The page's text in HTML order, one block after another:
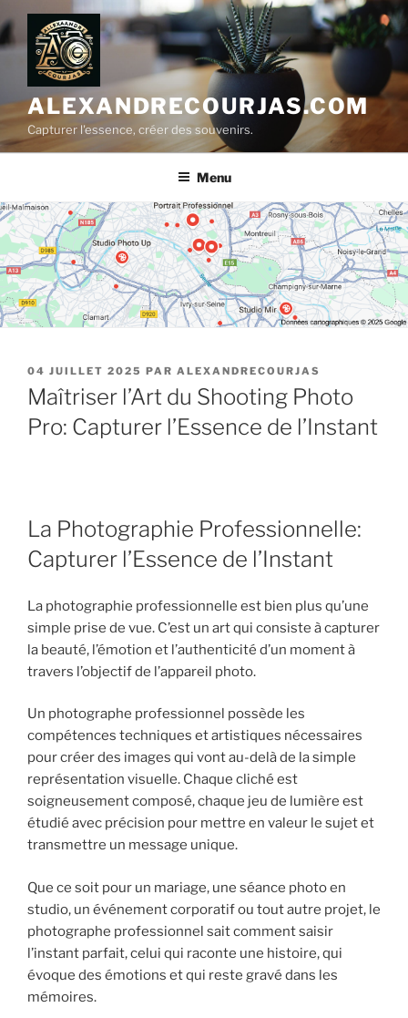
Aller
au
contenu
principal
ALEXANDRECOURJAS.COM
Capturer l'essence, créer des souvenirs.
Menu
PUBLIÉ
LE
04 JUILLET 2025 PAR ALEXANDRECOURJAS
Maîtriser l’Art du Shooting Photo
Pro: Capturer l’Essence de l’Instant
La Photographie Professionnelle:
Capturer l’Essence de l’Instant
La photographie professionnelle est bien plus qu’une
simple prise de vue. C’est un art qui consiste à capturer
la beauté, l’émotion et l’authenticité d’un moment à
travers l’objectif de l’appareil photo.
Un photographe professionnel possède les
compétences techniques et artistiques nécessaires
pour créer des images qui vont au-delà de la simple
représentation visuelle. Chaque cliché est
soigneusement composé, chaque jeu de lumière est
étudié avec précision pour mettre en valeur le sujet et
transmettre un message unique.
Que ce soit pour un mariage, une séance photo en
studio, un événement corporatif ou tout autre projet, le
photographe professionnel sait comment saisir
l’instant parfait, celui qui raconte une histoire, qui
évoque des émotions et qui reste gravé dans les
mémoires.